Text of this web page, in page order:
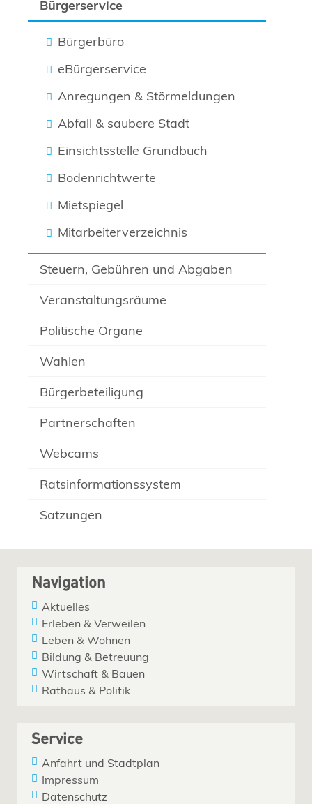
Bürgerservice
Bürgerbüro
eBürgerservice
Anregungen & Störmeldungen
Abfall & saubere Stadt
Einsichtsstelle Grundbuch
Bodenrichtwerte
Mietspiegel
Mitarbeiterverzeichnis
Steuern, Gebühren und Abgaben
Veranstaltungsräume
Politische Organe
Wahlen
Bürgerbeteiligung
Partnerschaften
Webcams
Ratsinformationssystem
Satzungen
Navigation
Aktuelles
Erleben & Verweilen
Leben & Wohnen
Bildung & Betreuung
Wirtschaft & Bauen
Rathaus & Politik
Service
Anfahrt und Stadtplan
Impressum
Datenschutz